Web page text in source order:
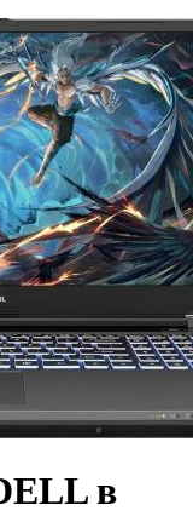
в